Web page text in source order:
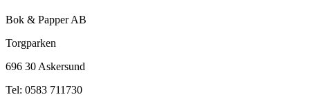
Bok & Papper AB
Torgparken
696 30 Askersund
Tel: 0583 711730